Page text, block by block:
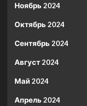
Ноябрь 2024
Октябрь 2024
Сентябрь 2024
Август 2024
Май 2024
Апрель 2024